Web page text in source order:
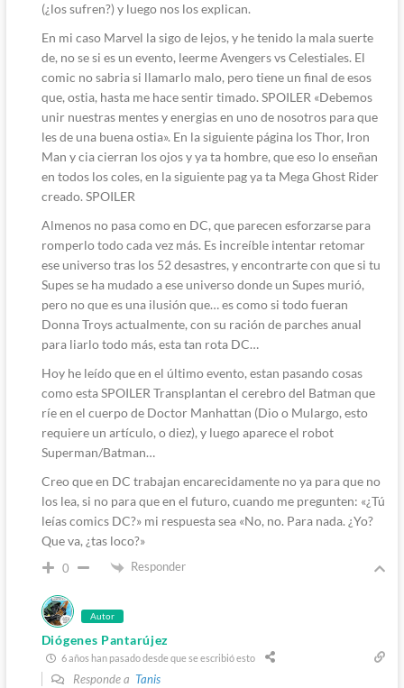
(¿los sufren?) y luego nos los explican.
En mi caso Marvel la sigo de lejos, y he tenido la mala suerte
de, no se si es un evento, leerme Avengers vs Celestiales. El
comic no sabria si llamarlo malo, pero tiene un final de esos
que, ostia, hasta me hace sentir timado. SPOILER «Debemos
unir nuestras mentes y energias en uno de nosotros para que
les de una buena ostia». En la siguiente página los Thor, Iron
Man y cia cierran los ojos y ya ta hombre, que eso lo enseñan
en todos los coles, en la siguiente pag ya ta Mega Ghost Rider
creado. SPOILER
Almenos no pasa como en DC, que parecen esforzarse para
romperlo todo cada vez más. Es increíble intentar retomar
ese universo tras los 52 desastres, y encontrarte con que si tu
Supes se ha mudado a ese universo donde un Supes murió,
pero no que es una ilusión que… es como si todo fueran
Donna Troys actualmente, con su ración de parches anual
para liarlo todo más, esta tan rota DC…
Hoy he leído que en el último evento, estan pasando cosas
como esta SPOILER Transplantan el cerebro del Batman que
ríe en el cuerpo de Doctor Manhattan (Dio o Mulargo, esto
requiere un artículo, o diez), y luego aparece el robot
Superman/Batman…
Creo que en DC trabajan encarecidamente no ya para que no
los lea, si no para que en el futuro, cuando me pregunten: «¿Tú
leías comics DC?» mi respuesta sea «No, no. Para nada. ¿Yo?
Que va, ¿tas loco?»
0 Responder
Autor
Diógenes Pantarújez
6 años han pasado desde que se escribió esto
Responde a Tanis